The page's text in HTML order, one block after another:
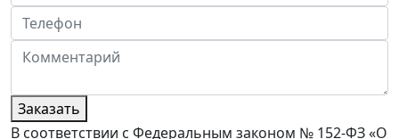
Заказать
В соответствии с Федеральным законом № 152-ФЗ «О